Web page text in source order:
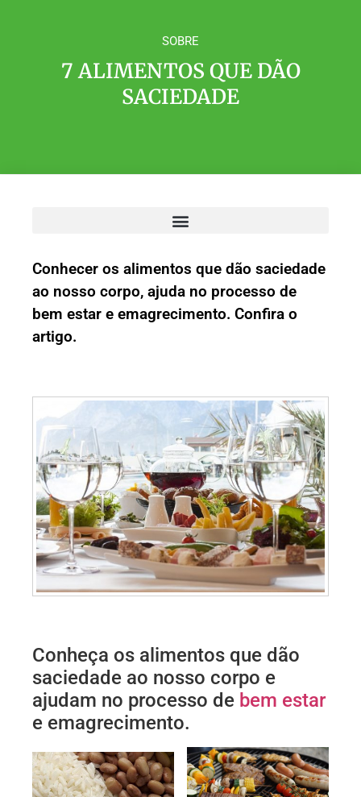
SOBRE
7 ALIMENTOS QUE DÃO
SACIEDADE
Conhecer os alimentos que dão saciedade
ao nosso corpo, ajuda no processo de
bem estar e emagrecimento. Confira o
artigo.
Conheça os alimentos que dão
saciedade ao nosso corpo e
ajudam no processo de bem estar
e emagrecimento.